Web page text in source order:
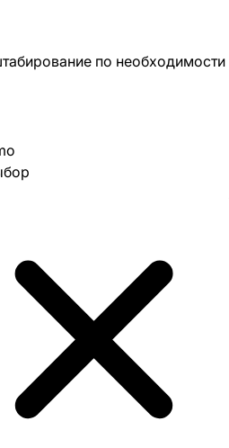
по необходимости